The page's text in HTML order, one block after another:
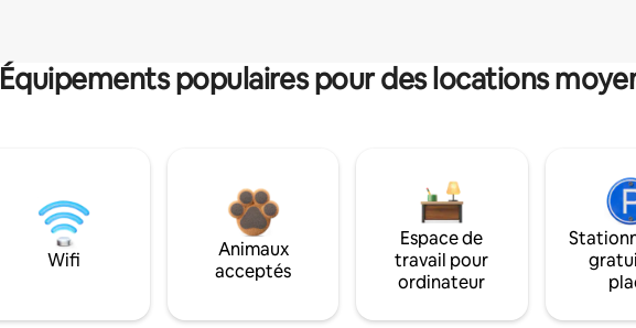
Équipements populaires pour des locations
Wifi
Animaux
acceptés
Espace de
travail pour
ordinateur